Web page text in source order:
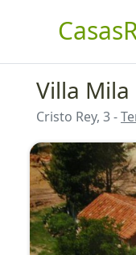
Villa Mila
Cristo Rey, 3 -